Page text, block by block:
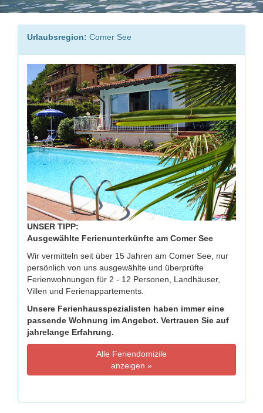
Urlaubsregion: Comer See
UNSER TIPP:
Ausgewählte Ferienunterkünfte am Comer See
Wir vermitteln seit über 15 Jahren am Comer See, nur
persönlich von uns ausgewählte und überprüfte
Ferienwohnungen für 2 - 12 Personen, Landhäuser,
Villen und Ferienappartements.
Unsere Ferienhausspezialisten haben immer eine
passende Wohnung im Angebot. Vertrauen Sie auf
jahrelange Erfahrung.
Alle Feriendomizile
anzeigen »